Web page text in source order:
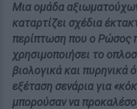
Μια ομάδα
καταρτίζει σχέδια
περίπτωση που ο Ρώσος
χρησιμοποιήσει το
βιολογικά και πυρηνικά
εξέταση σενάρια για
μπορούσαν να